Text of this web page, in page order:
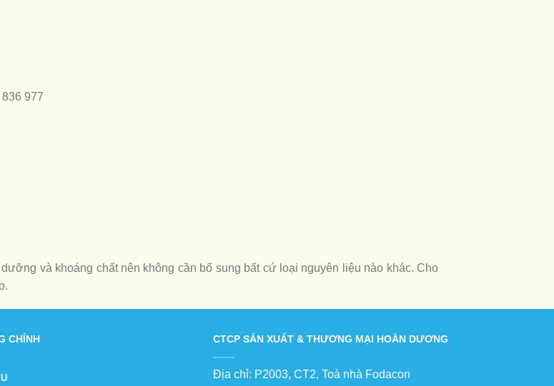
977
và khoáng chất nên không cần bổ sung bất cứ loại nguyên liệu nào khác. Cho
CHÍNH CTCP SẢN XUẤT & THƯƠNG MẠI HOÀN DƯƠNG
Địa chỉ: P2003, CT2, Toà nhà Fodacon